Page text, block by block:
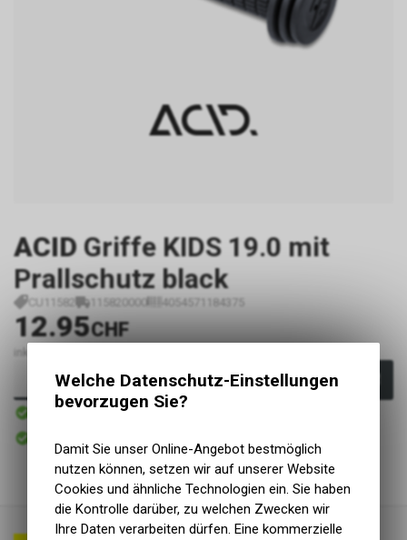
ACID Griffe KIDS 19.0 mit
Prallschutz black
CU11582 115820000 4054571184375
12.95CHF
inkl. MwSt., zzgl.
In den Warenkorb
Sofort verfügbar
Abholung Lüscher Motor- & Bike World
Welche Datenschutz-Einstellungen
bevorzugen Sie?
Damit Sie unser Online-Angebot bestmöglich
nutzen können, setzen wir auf unserer Website
Cookies und ähnliche Technologien ein. Sie haben
die Kontrolle darüber, zu welchen Zwecken wir
Ihre Daten verarbeiten dürfen. Eine kommerzielle